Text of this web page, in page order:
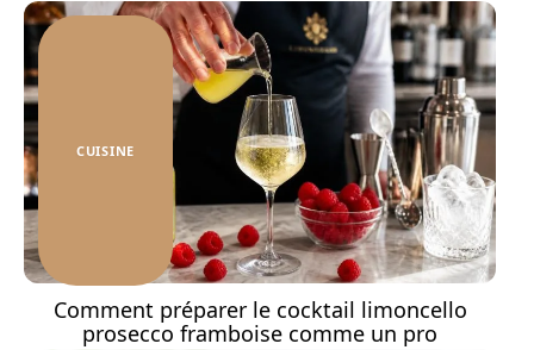
CUISINE
Comment préparer le cocktail limoncello
prosecco framboise comme un pro